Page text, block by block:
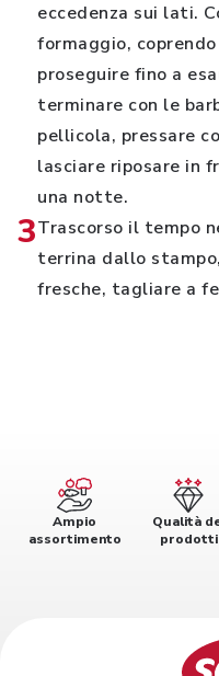
eccedenza sui lati.
formaggio,
proseguire fino a
terminare con le
pellicola, pressare
lasciare riposare in
una notte.
3Trascorso il tempo
terrina dallo
fresche, tagliare a
Ampio
assortimento
Qualità
prodotti